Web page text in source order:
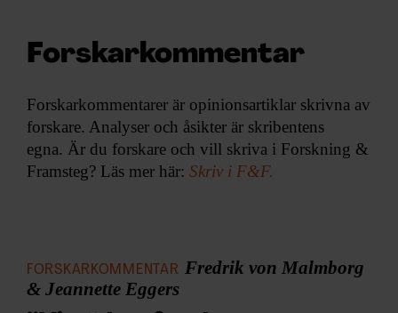
:
NYHETSBREV
ÄMNEN
EVENEMANG & RESOR
Forskarkommentar
Forskarkommentarer är opinionsartiklar skrivna av
forskare. Analyser och åsikter är skribentens
egna. Är du forskare och vill skriva i Forskning &
Framsteg? Läs mer här: Skriv i F&F.
FORSKARKOMMENTAR Fredrik von Malmborg
& Jeannette Eggers